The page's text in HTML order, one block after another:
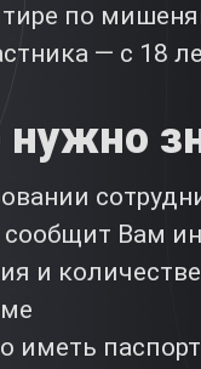
тире по
— с 18
нужно
сообщит Вам
и
иметь